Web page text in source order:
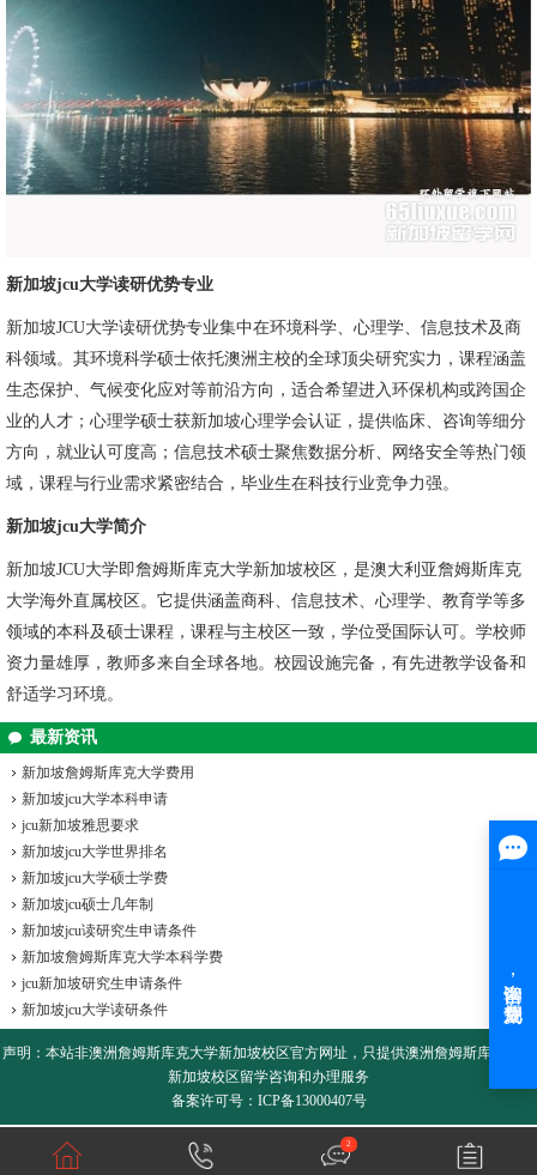
新加坡jcu大学读研优势专业
新加坡JCU大学读研优势专业集中在环境科学、心理学、信息技术及商
科领域。其环境科学硕士依托澳洲主校的全球顶尖研究实力，课程涵盖
生态保护、气候变化应对等前沿方向，适合希望进入环保机构或跨国企
业的人才；心理学硕士获新加坡心理学会认证，提供临床、咨询等细分
方向，就业认可度高；信息技术硕士聚焦数据分析、网络安全等热门领
域，课程与行业需求紧密结合，毕业生在科技行业竞争力强。
新加坡jcu大学简介
新加坡JCU大学即詹姆斯库克大学新加坡校区，是澳大利亚詹姆斯库克
大学海外直属校区。它提供涵盖商科、信息技术、心理学、教育学等多
领域的本科及硕士课程，课程与主校区一致，学位受国际认可。学校师
资力量雄厚，教师多来自全球各地。校园设施完备，有先进教学设备和
舒适学习环境。
最新资讯
新加坡詹姆斯库克大学费用
新加坡jcu大学本科申请
jcu新加坡雅思要求
新加坡jcu大学世界排名
新加坡jcu大学硕士学费
新加坡jcu硕士几年制
新加坡jcu读研究生申请条件
新加坡詹姆斯库克大学本科学费
jcu新加坡研究生申请条件
新加坡jcu大学读研条件
声明：本站非澳洲詹姆斯库克大学新加坡校区官方网址，只提供澳洲詹姆斯库克大学
新加坡校区留学咨询和办理服务
备案许可号：ICP备13000407号
2